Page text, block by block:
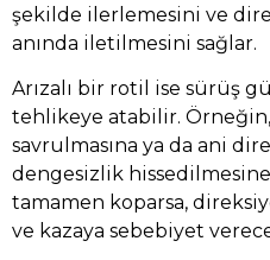
şekilde ilerlemesini ve
anında iletilmesini sağlar.
Arızalı bir rotil ise sürüş
tehlikeye atabilir. Örneğin,
savrulmasına ya da ani
dengesizlik
tamamen koparsa,
ve kazaya sebebiyet